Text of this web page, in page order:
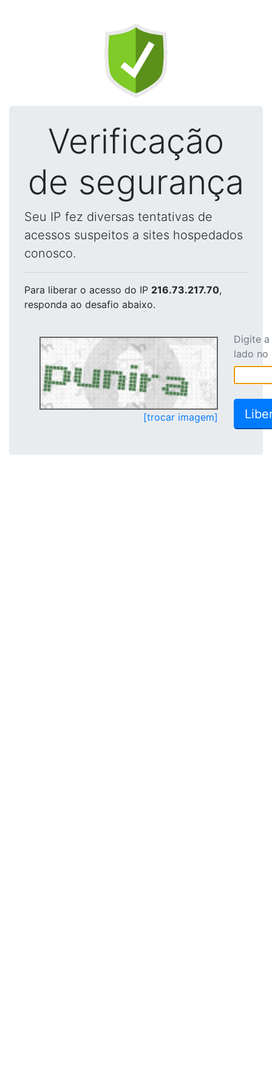
Verificação
de segurança
Seu IP fez diversas tentativas de
acessos suspeitos a sites hospedados
conosco.
Para liberar o acesso do IP 216.73.217.70,
responda ao desafio abaixo.
[trocar imagem]
Digite
lado no